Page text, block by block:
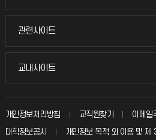
입학안내
묻고 답하기
칭찬마당
관련사이트
관련사이트
국방헬프콜
교내사이트
교내사이트
교수회
교육혁신본부
개인정보처리방침 교직원찾기
이메일
대학정보공시
개인정보 목적 외 이용 및 제